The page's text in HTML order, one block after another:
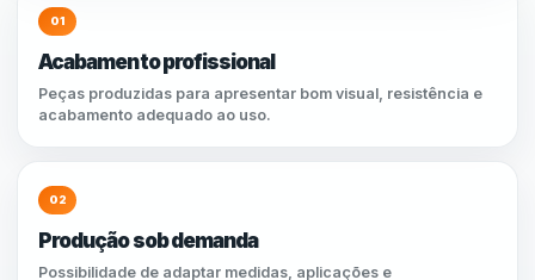
01
Acabamento profissional
Peças produzidas para apresentar bom visual, resistência e
acabamento adequado ao uso.
02
Produção sob demanda
Possibilidade de adaptar medidas, aplicações e